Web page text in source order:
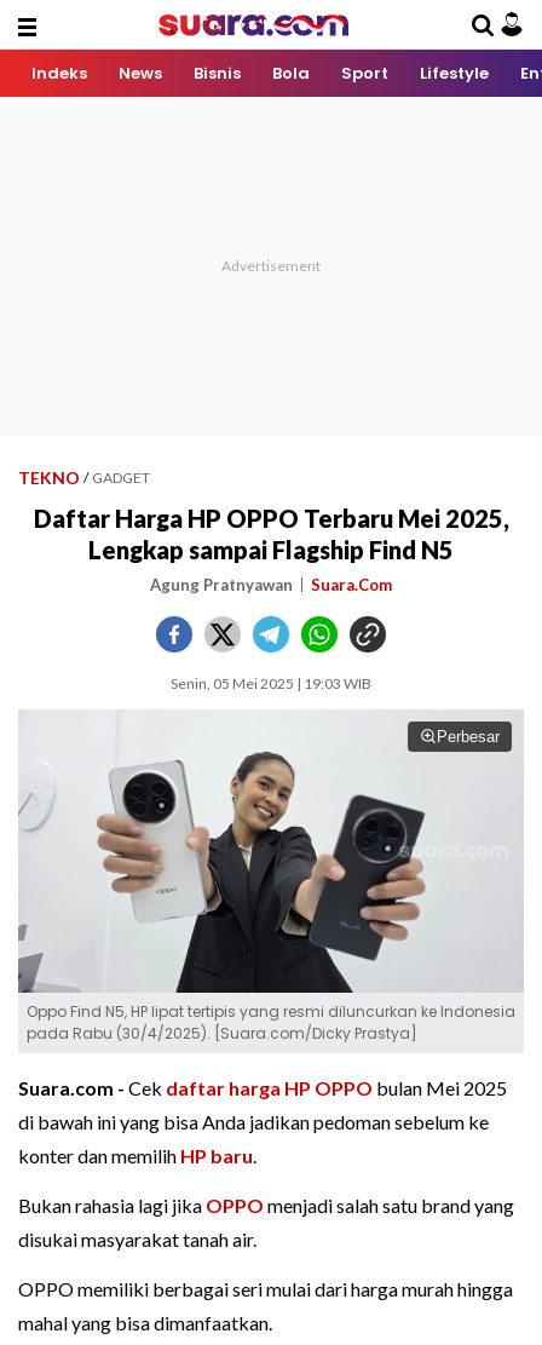
Indeks News Bisnis Bola Sport Lifestyle
TEKNO / GADGET
Daftar Harga HP OPPO Terbaru Mei 2025,
Lengkap sampai Flagship Find N5
Agung Pratnyawan Suara.Com
Senin, 05 Mei 2025 | 19:03 WIB
Perbesar
Oppo Find N5, HP lipat tertipis yang resmi diluncurkan ke Indonesia
pada Rabu (30/4/2025). [Suara.com/Dicky Prastya]
Suara.com - Cek daftar harga HP OPPO bulan Mei 2025
di bawah ini yang bisa Anda jadikan pedoman sebelum ke
konter dan memilih HP baru.
Bukan rahasia lagi jika OPPO menjadi salah satu brand yang
disukai masyarakat tanah air.
OPPO memiliki berbagai seri mulai dari harga murah hingga
mahal yang bisa dimanfaatkan.